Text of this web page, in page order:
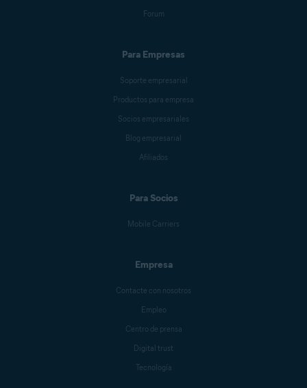
Forum
Para Empresas
Soporte empresarial
Productos para empresa
Socios empresariales
Blog empresarial
Afiliados
Para Socios
Mobile Carriers
Empresa
Contacte con nosotros
Empleo
Centro de prensa
Digital trust
Tecnología